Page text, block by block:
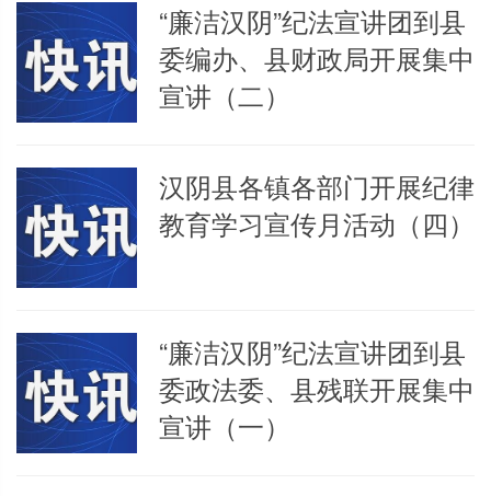
“廉洁汉阴”纪法宣讲团到县
委编办、县财政局开展集中
宣讲（二）
汉阴县各镇各部门开展纪律
教育学习宣传月活动（四）
“廉洁汉阴”纪法宣讲团到县
委政法委、县残联开展集中
宣讲（一）